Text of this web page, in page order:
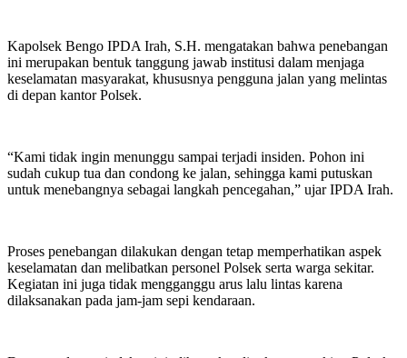
Kapolsek Bengo IPDA Irah, S.H. mengatakan bahwa penebangan
ini merupakan bentuk tanggung jawab institusi dalam menjaga
keselamatan masyarakat, khususnya pengguna jalan yang melintas
di depan kantor Polsek.
“Kami tidak ingin menunggu sampai terjadi insiden. Pohon ini
sudah cukup tua dan condong ke jalan, sehingga kami putuskan
untuk menebangnya sebagai langkah pencegahan,” ujar IPDA Irah.
Proses penebangan dilakukan dengan tetap memperhatikan aspek
keselamatan dan melibatkan personel Polsek serta warga sekitar.
Kegiatan ini juga tidak mengganggu arus lalu lintas karena
dilaksanakan pada jam-jam sepi kendaraan.